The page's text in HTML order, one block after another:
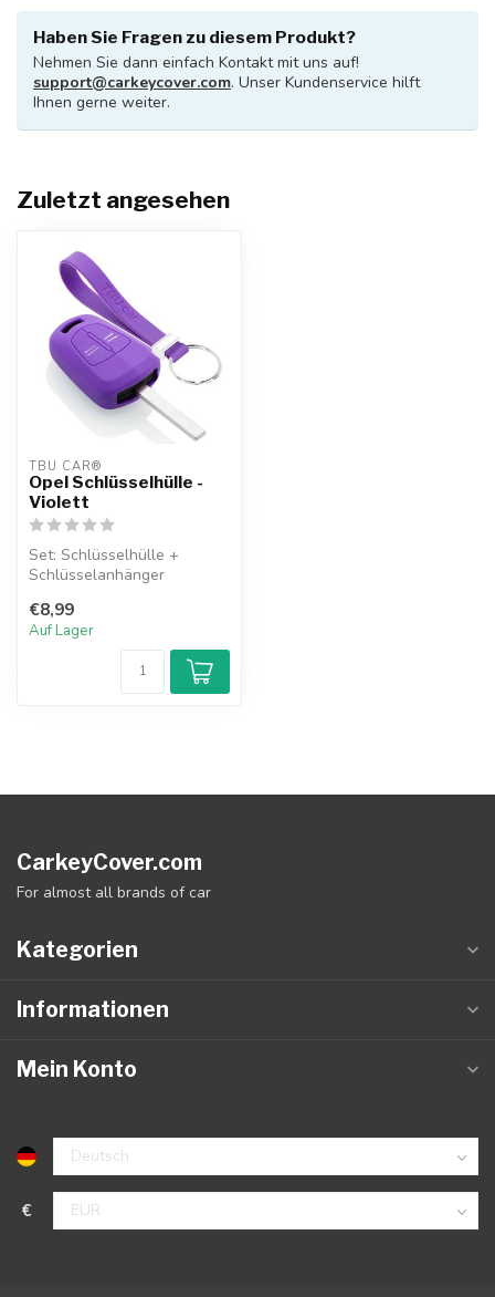
Haben Sie Fragen zu diesem Produkt?
Nehmen Sie dann einfach Kontakt mit uns auf!
support@carkeycover.com. Unser Kundenservice hilft
Ihnen gerne weiter.
Zuletzt angesehen
TBU CAR®
Opel Schlüsselhülle -
Violett
Set: Schlüsselhülle +
Schlüsselanhänger
€8,99
Auf Lager
CarkeyCover.com
For almost all brands of car
Kategorien
Informationen
Mein Konto
€